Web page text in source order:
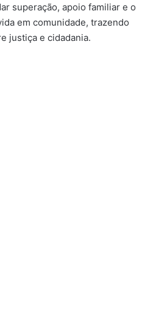
superação, apoio familiar e o
em comunidade, trazendo
justiça e cidadania.